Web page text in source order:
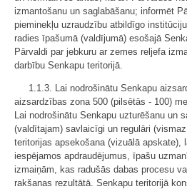
izmantošanu un saglabāšanu; informēt
pieminekļu uzraudzību atbildīgo
radies īpašumā (valdījumā) esošajā
Pārvaldi par jebkuru ar zemes reljefa
darbību Senkapu teritorijā.
1.1.3. Lai nodrošinātu Senkapu
aizsardzības zona 500 (pilsētās - 100)
Lai nodrošinātu Senkapu uzturēšanu un
(valdītajam) savlaicīgi un regulāri
teritorijas apsekošana (vizuālā apskate),
iespējamos apdraudējumus, īpašu
izmaiņām, kas radušās dabas procesu
rakšanas rezultātā. Senkapu teritorijā